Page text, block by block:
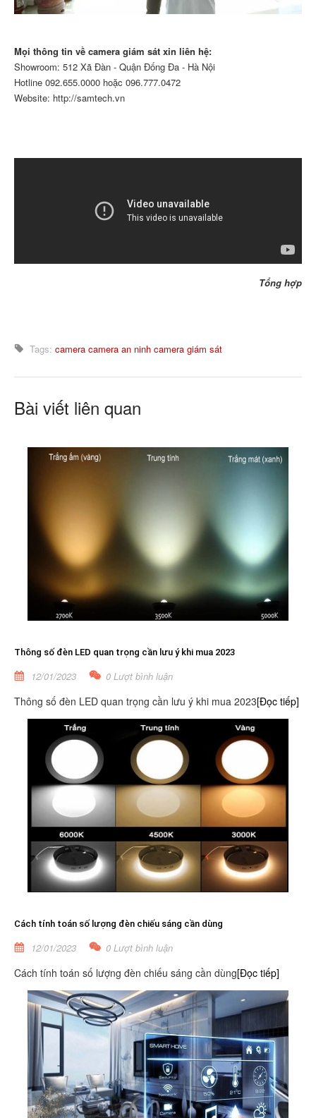
Mọi thông tin về camera giám sát xin liên hệ:
Showroom: 512 Xã Đàn - Quận Đống Đa - Hà Nội
Hotline 092.655.0000 hoặc 096.777.0472
Website: http://samtech.vn
Tổng hợp
Tags: camera camera an ninh camera giám sát
Bài viết liên quan
Thông số đèn LED quan trọng cần lưu ý khi mua 2023
12/01/2023 0 Lượt bình luận
Thông số đèn LED quan trọng cần lưu ý khi mua 2023[Đọc tiếp]
Cách tính toán số lượng đèn chiếu sáng cần dùng
12/01/2023 0 Lượt bình luận
Cách tính toán số lượng đèn chiếu sáng cần dùng[Đọc tiếp]